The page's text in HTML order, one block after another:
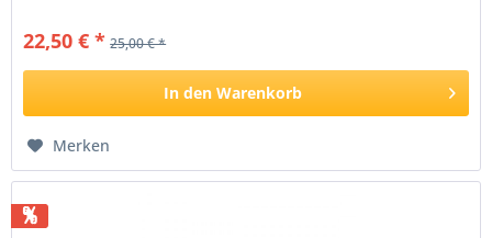
22,50 € * 25,00 € *
In den Warenkorb
Merken
%